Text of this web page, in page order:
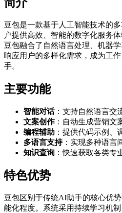
豆包是一款基于人工智能技术的
户提供高效、智能的数字化服务
豆包融合了自然语言处理、机器
响应用户的多样化需求，成为工
手。
主要功能
智能对话：支持自然语言交
文案创作：自动生成营销文
编程辅助 ：提供代码示例、
多语言支持：实现多种语言
知识查询 ：快速获取各类专
特色优势
豆包区别于传统AI助手的核心优
能化程度。系统采用持续学习机